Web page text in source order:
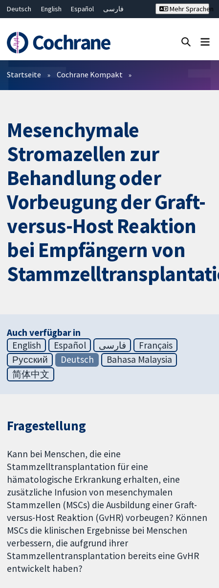
Deutsch English Español
فارسی
Bahasa Malaysia
ไทย
繁體中文
简体中文
Mehr Sprachen
Filter
Startseite Cochrane Kompakt
Mesenchymale
Stromazellen zur
Behandlung oder
Vorbeugung der Graft-
versus-Host Reaktion
bei Empfängern von
Auch verfügbar in
English
Español فارسی
Français
Русский
Deutsch
Bahasa Malaysia
简体中文
Fragestellung
Kann bei Menschen, die eine
Stammzelltransplantation für eine
hämatologische Erkrankung erhalten, eine
zusätzliche Infusion von mesenchymalen
Stammzellen (MSCs) die Ausbildung einer Graft-
versus-Host Reaktion (GvHR) vorbeugen? Können
MSCs die klinischen Ergebnisse bei Menschen
verbessern, die aufgrund ihrer
Stammzellentransplantation bereits eine GvHR
entwickelt haben?